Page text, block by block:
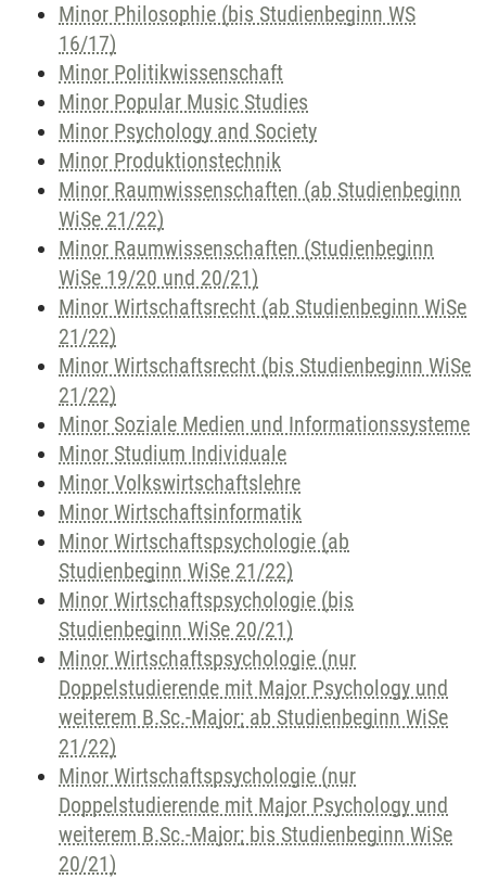
Minor Philosophie (bis Studienbeginn WS
16/17)
Minor Politikwissenschaft
Minor Popular Music Studies
Minor Psychology and Society
Minor Produktionstechnik
Minor Raumwissenschaften (ab Studienbeginn
WiSe 21/22)
Minor Raumwissenschaften (Studienbeginn
WiSe 19/20 und 20/21)
Minor Wirtschaftsrecht (ab Studienbeginn WiSe
21/22)
Minor Wirtschaftsrecht (bis Studienbeginn WiSe
21/22)
Minor Soziale Medien und Informationssysteme
Minor Studium Individuale
Minor Volkswirtschaftslehre
Minor Wirtschaftsinformatik
Minor Wirtschaftspsychologie (ab
Studienbeginn WiSe 21/22)
Minor Wirtschaftspsychologie (bis
Studienbeginn WiSe 20/21)
Minor Wirtschaftspsychologie (nur
Doppelstudierende mit Major Psychology und
weiterem B.Sc.-Major; ab Studienbeginn WiSe
21/22)
Minor Wirtschaftspsychologie (nur
Doppelstudierende mit Major Psychology und
weiterem B.Sc.-Major; bis Studienbeginn WiSe
20/21)